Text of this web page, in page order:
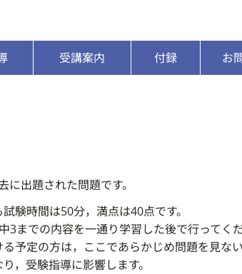
受講案内 付録 お
出題された問題です。
験時間は50分，満点は40点です。
3までの内容を一通り学習した後で行ってくだ
予定の方は，ここであらかじめ問題を見な
，受験指導に影響します。